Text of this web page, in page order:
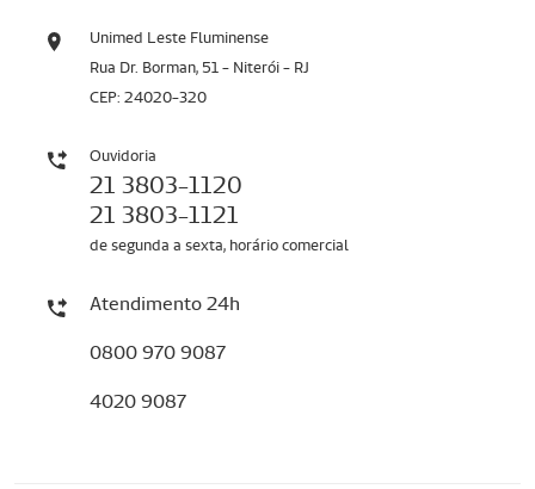
Unimed Leste Fluminense
Rua Dr. Borman, 51 - Niterói - RJ
CEP: 24020-320
Ouvidoria
21 3803-1120
21 3803-1121
de segunda a sexta, horário comercial
Atendimento 24h
0800 970 9087
4020 9087